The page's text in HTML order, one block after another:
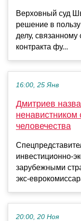
Верховный суд
решение в
делу,
контракта фу...
16:00, 25 Янв
Дмитриев
человечества
инвестиционно-
зарубежными
экс-
20:00, 20 Ноя